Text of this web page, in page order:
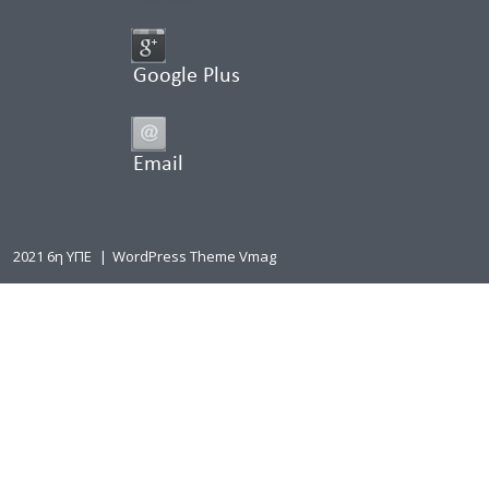
Google Plus
Email
2021 6η ΥΠΕ | WordPress Theme Vmag